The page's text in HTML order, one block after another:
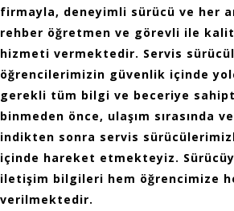
firmayla, deneyimli sürücü ve her
rehber öğretmen ve görevli ile
hizmeti vermektedir. Servis
öğrencilerimizin güvenlik içinde
gerekli tüm bilgi ve beceriye
binmeden önce, ulaşım sırasında
indikten sonra servis
içinde hareket etmekteyiz.
iletişim bilgileri hem öğrencimize
verilmektedir.